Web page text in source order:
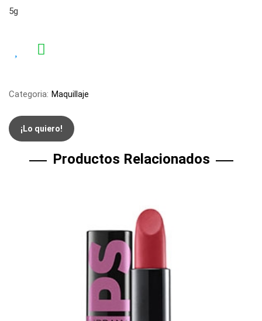
5g
Categoria: Maquillaje
¡Lo quiero!
Productos Relacionados